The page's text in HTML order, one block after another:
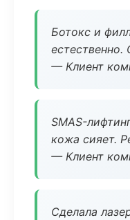
Ботокс и
естественно.
— Клиент
SMAS-
кожа сияет.
— Клиент
Сделала